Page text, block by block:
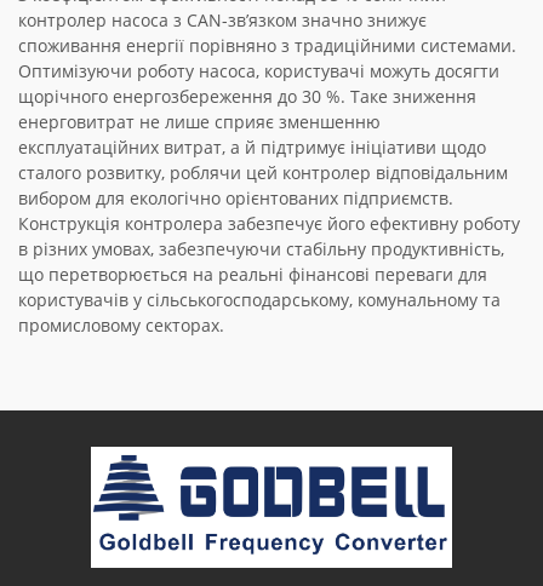
контролер насоса з CAN-зв’язком значно знижує
споживання енергії порівняно з традиційними системами.
Оптимізуючи роботу насоса, користувачі можуть досягти
щорічного енергозбереження до 30 %. Таке зниження
енерговитрат не лише сприяє зменшенню
експлуатаційних витрат, а й підтримує ініціативи щодо
сталого розвитку, роблячи цей контролер відповідальним
вибором для екологічно орієнтованих підприємств.
Конструкція контролера забезпечує його ефективну роботу
в різних умовах, забезпечуючи стабільну продуктивність,
що перетворюється на реальні фінансові переваги для
користувачів у сільськогосподарському, комунальному та
промисловому секторах.